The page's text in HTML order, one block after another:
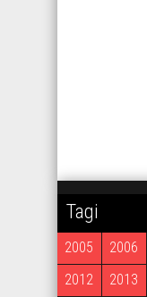
Tagi
2005 2006
2012
2013